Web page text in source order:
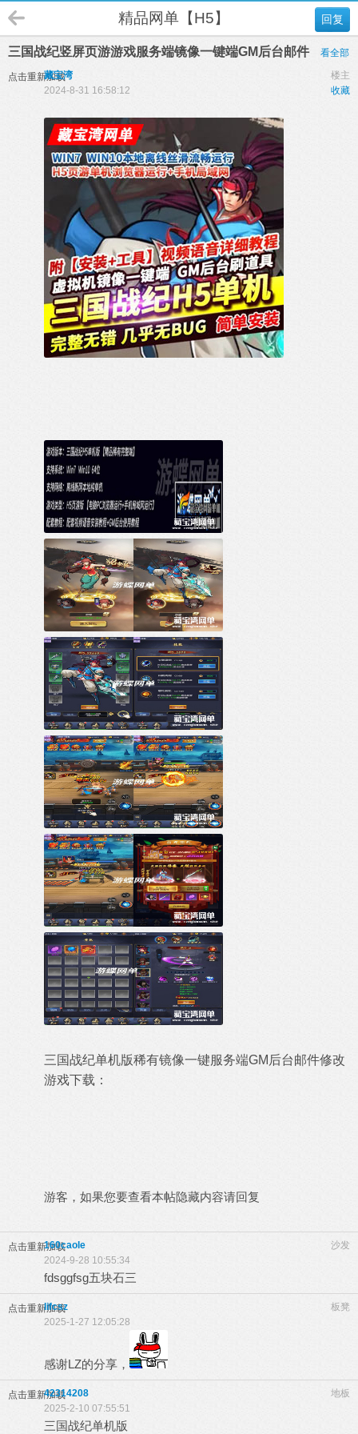
回复
精品网单【H5】
三国战纪竖屏页游游戏服务端镜像一键端GM后台邮件 看全部
点击重新加载 楼主
藏宝湾
收藏
2024-8-31 16:58:12
三国战纪单机版稀有镜像一键服务端GM后台邮件修改
游戏下载：
游客，如果您要查看本帖隐藏内容请回复
点击重新加载 沙发
160caole
2024-9-28 10:55:34
fdsggfsg五块石三
点击重新加载 板凳
lifcsz
2025-1-27 12:05:28
感谢LZ的分享，
点击重新加载 地板
42314208
2025-2-10 07:55:51
三国战纪单机版